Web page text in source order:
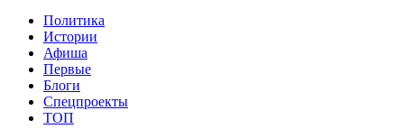
Политика
Истории
Афиша
Первые
Блоги
Спецпроекты
ТОП